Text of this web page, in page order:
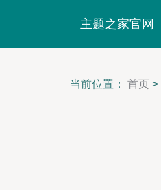
主题之家官网
当前位置： 首页 >